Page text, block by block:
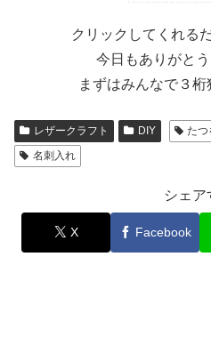
クリックしてくれる
今日もありがと
まずはみんなで３桁
レザークラフト DIY たつ
名刺入れ
シェア
X Facebook